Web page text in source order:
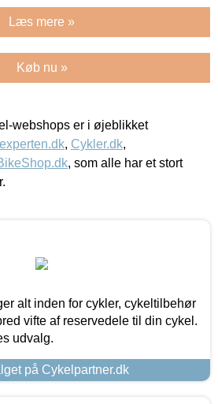
Læs mere »
Køb nu »
webshops er i øjeblikket
, Cykler.dk,
, som alle har et stort
alt inden for cykler, cykeltilbehør
vifte af reservedele til din cykel.
udvalg.
på Cykelpartner.dk